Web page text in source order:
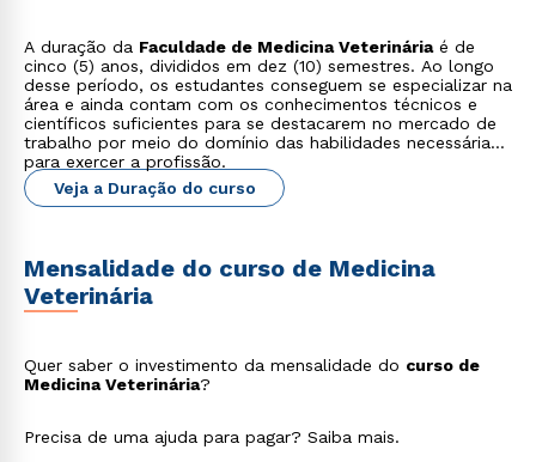
A duração da Faculdade de Medicina Veterináriaé de
cinco (5) anos, divididos em dez (10) semestres. Ao longo
desse período, os estudantes conseguem se especializar na
área e ainda contam com os conhecimentos técnicos e
científicos suficientes para se destacarem no mercado de
trabalho por meio do domínio das habilidades necessárias
para exercer a profissão.
Veja a Duração do curso
Mensalidade do curso de Medicina
Veterinária
Quer saber o investimento da mensalidade do curso de
Medicina Veterinária?
Precisa de uma ajuda para pagar? Saiba mais.